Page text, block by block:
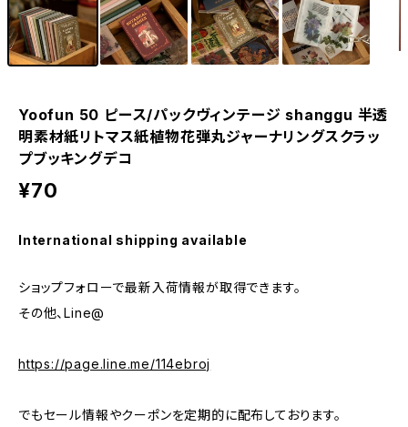
Yoofun 50 ピース/パックヴィンテージ shanggu 半透
明素材紙リトマス紙植物花弾丸ジャーナリングスクラッ
プブッキングデコ
¥70
International shipping available
ショップフォローで最新入荷情報が取得できます。
その他、Line@
https://page.line.me/114ebroj
でもセール情報やクーポンを定期的に配布しております。